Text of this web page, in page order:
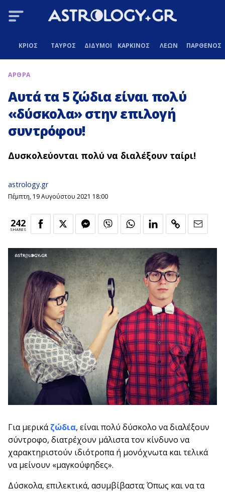
ΚΡΙΟΣ ΤΑΥΡΟΣ ΔΙΔΥΜΟΙ ΚΑΡΚΙΝΟΣ ΛΕΩΝ ΠΑΡΘΕΝΟΣ
ΑΡΘΡΑ
Αυτά τα 5 ζώδια είναι πολύ
«δύσκολα» στην επιλογή
συντρόφου!
Δυσκολεύονται πολύ να διαλέξουν ταίρι!
astrology.gr
Πέμπτη, 19 Αυγούστου 2021 18:00
242
SHARES
Για μερικάζώδια, είναι πολύ δύσκολο να διαλέξουν
σύντροφο, διατρέχουν μάλιστα τον κίνδυνο να
χαρακτηριστούν ιδιότροπα ή μονόχνωτα και τελικά
να μείνουν «μαγκούφηδες».
Δύσκολα, επιλεκτικά, ασυμβίβαστα; Όπως και να τα